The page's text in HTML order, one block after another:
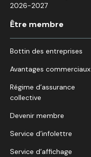
2026-2027
Être membre
Bottin des entreprises
Avantages commerciaux
Régime d’assurance
collective
Devenir membre
Service d’infolettre
Service d’affichage